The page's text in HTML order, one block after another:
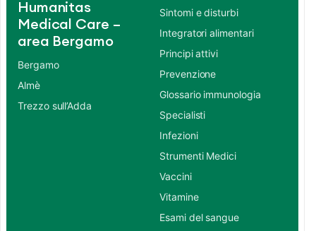
Humanitas
Medical Care –
area Bergamo
Bergamo
Almè
Trezzo sull’Adda
Sintomi e disturbi
Integratori alimentari
Principi attivi
Prevenzione
Glossario immunologia
Specialisti
Infezioni
Strumenti Medici
Vaccini
Vitamine
Esami del sangue